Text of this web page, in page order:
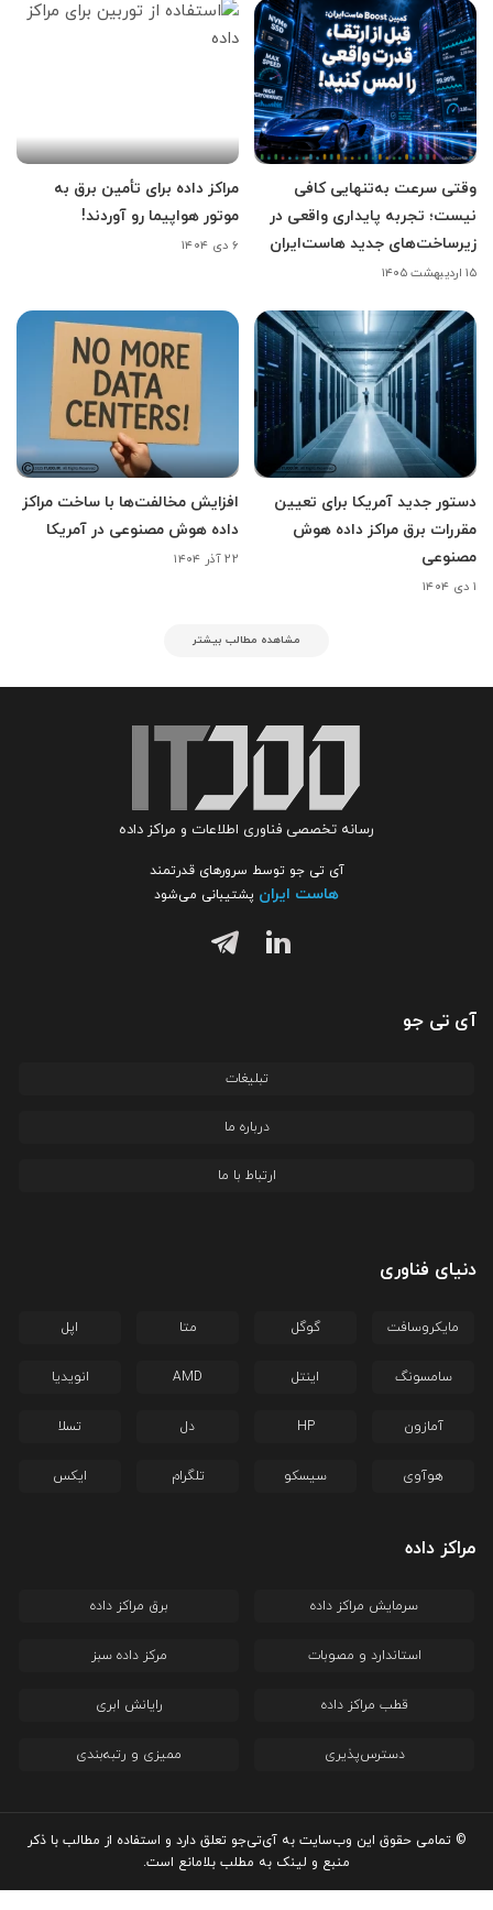
وقتی سرعت به‌تنهایی کافی
نیست؛ تجربه پایداری واقعی در
زیرساخت‌های جدید هاست‌ایران
۱۵ اردیبهشت ۱۴۰۵
مراکز داده برای تأمین برق به
موتور هواپیما رو آوردند!
۶ دی ۱۴۰۴
دستور جدید آمریکا برای تعیین
مقررات برق مراکز داده هوش
مصنوعی
۱ دی ۱۴۰۴
افزایش مخالفت‌ها با ساخت مراکز
داده هوش مصنوعی در آمریکا
۲۲ آذر ۱۴۰۴
مشاهده مطالب بیشتر
رسانه تخصصی فناوری اطلاعات و مراکز داده
آی تی جو توسط سرورهای قدرتمند
هاست ایران پشتیبانی می‌شود
آی تی جو
تبلیغات
درباره ما
ارتباط با ما
دنیای فناوری
مایکروسافت گوگل متا اپل
سامسونگ اینتل AMD انویدیا
آمازون HP دل تسلا
هوآوی سیسکو تلگرام ایکس
مراکز داده
سرمایش مراکز داده برق مراکز داده
استاندارد و مصوبات مرکز داده سبز
قطب مراکز داده رایانش ابری
دسترس‌پذیری ممیزی و رتبه‌بندی
© تمامی حقوق این وب‌سایت به آی‌تی‌جو تعلق دارد و استفاده از مطالب با ذکر
منبع و لینک به مطلب بلامانع است.